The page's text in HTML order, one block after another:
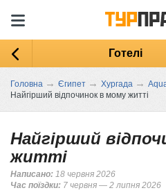
Готелі
Головна → Єгипет → Хургада →
Найгірший відпочинок в мому житті
Найгірший
житті
Написано: 18 червня 2026
Час поїздки: 7 червня — 2 липня 2026